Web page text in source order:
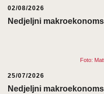
02/08/2026
Nedjeljni
Foto:
25/07/2026
Nedjeljni